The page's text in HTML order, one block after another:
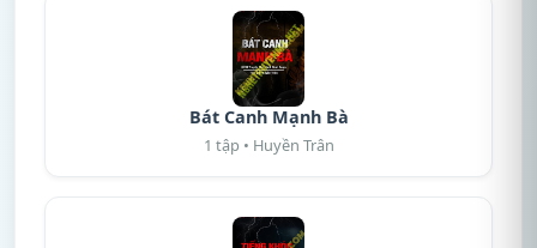
Bát Canh Mạnh Bà
1 tập • Huyền Trân